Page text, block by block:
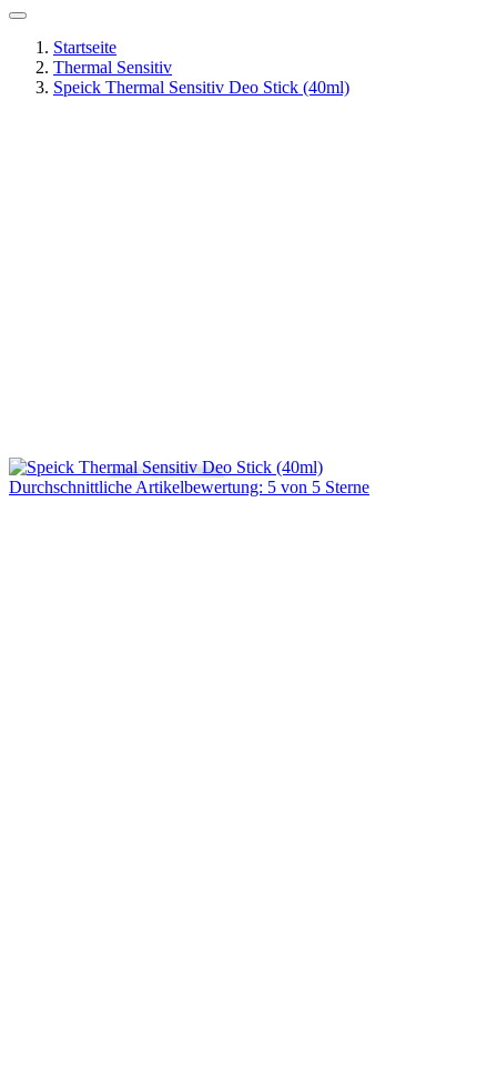
Startseite
Thermal Sensitiv
Speick Thermal Sensitiv Deo Stick (40ml)
Durchschnittliche Artikelbewertung: 5 von 5 Sterne